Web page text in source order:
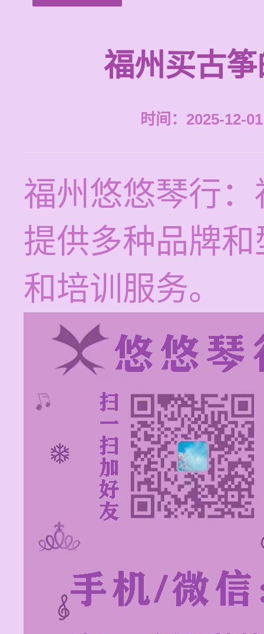
福州买古
时间：2025-12-
福州悠悠琴行
提供多种品牌
和培训服务。